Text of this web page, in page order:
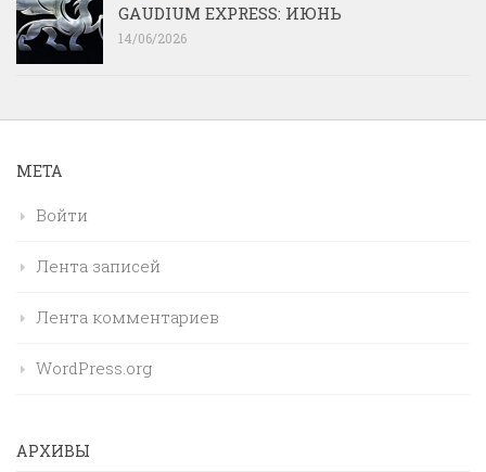
GAUDIUM EXPRESS: ИЮНЬ
14/06/2026
МЕТА
Войти
Лента записей
Лента комментариев
WordPress.org
АРХИВЫ